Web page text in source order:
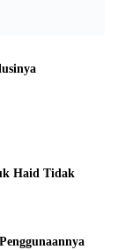
Haid Tidak